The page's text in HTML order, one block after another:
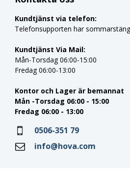
Kundtjänst via telefon:
Telefonsupporten har
Kundtjänst Via Mail:
Mån-Torsdag 06:00-15:00
Fredag 06:00-13:00
Kontor och Lager är bemannat
Mån -Torsdag 06:00 - 15:00
Fredag 06:00 - 13:00
0506-351 79
info@hova.com